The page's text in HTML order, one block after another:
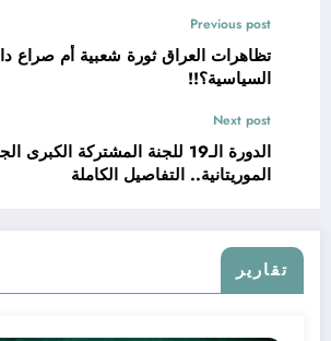
Previous post
تظاهرات العراق ثورة شعبية أم صراع
السياسية؟!!
Next post
الدورة الـ19 للجنة المشتركة الكبرى
الموريتانية.. التفاصيل الكاملة
تقارير